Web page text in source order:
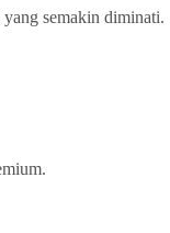
semakin diminati.